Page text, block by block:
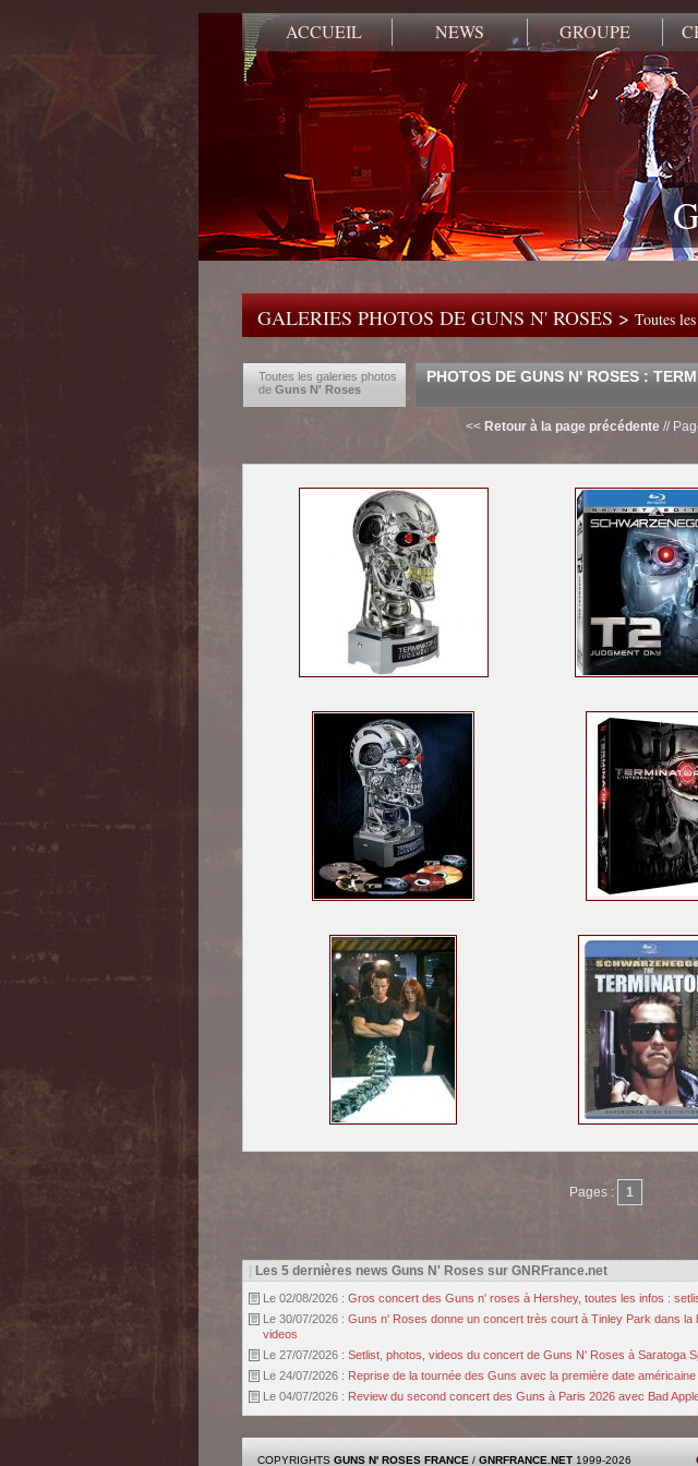
ACCUEIL NEWS GROUPE
GALERIES PHOTOS DE GUNS N' ROSES > Toutes
Toutes les galeries photos
de Guns N' Roses
PHOTOS DE GUNS N' ROSES :
<< Retour à la page précédente //
Pages : 1
Les 5 dernières news Guns N' Roses sur GNRFrance.net
Le 02/08/2026 : Gros concert des Guns n' roses à Hershey, toutes les infos :
Le 30/07/2026 : Guns n' Roses donne un concert très court à Tinley Park dans la
videos
Le 27/07/2026 : Setlist, photos, videos du concert de Guns N' Roses à Saratoga
Le 24/07/2026 : Reprise de la tournée des Guns avec la première date
Le 04/07/2026 : Review du second concert des Guns à Paris 2026 avec Bad
COPYRIGHTS GUNS N' ROSES FRANCE / GNRFRANCE.NET 1999-2026